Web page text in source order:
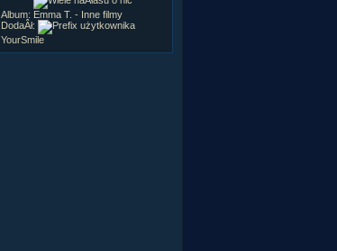
Album: Emma T. - Inne filmy
DodaÂł:
YourSmile